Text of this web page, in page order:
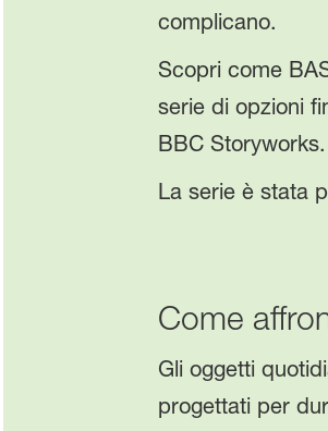
complicano.
Scopri come
serie di opzioni
BBC Storyworks.
La serie è stata
Come
Gli oggetti
progettati per